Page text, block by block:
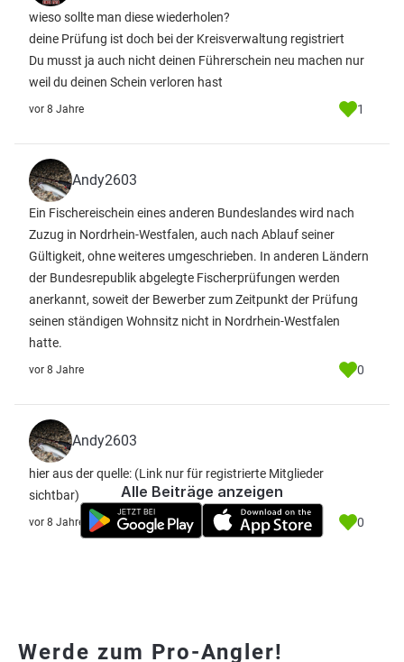
wieso sollte man diese wiederholen?
deine Prüfung ist doch bei der Kreisverwaltung registriert
Du musst ja auch nicht deinen Führerschein neu machen nur
weil du deinen Schein verloren hast
vor 8 Jahre 1
Andy2603
Ein Fischereischein eines anderen Bundeslandes wird nach
Zuzug in Nordrhein-Westfalen, auch nach Ablauf seiner
Gültigkeit, ohne weiteres umgeschrieben. In anderen Ländern
der Bundesrepublik abgelegte Fischerprüfungen werden
anerkannt, soweit der Bewerber zum Zeitpunkt der Prüfung
seinen ständigen Wohnsitz nicht in Nordrhein-Westfalen
hatte.
vor 8 Jahre 0
Andy2603
hier aus der quelle: (Link nur für registrierte Mitglieder
sichtbar)
vor 8 Jahre 0
Alle Beiträge anzeigen
Werde zum Pro-Angler!